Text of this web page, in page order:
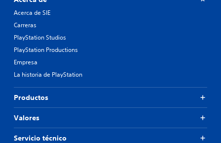
Acerca de SIE
Carreras
PlayStation Studios
PlayStation Productions
Empresa
La historia de PlayStation
Productos
Valores
Servicio técnico